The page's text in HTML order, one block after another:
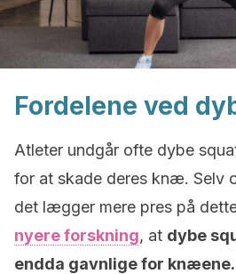
Fordelene ved
Atleter undgår ofte dybe
for at skade deres knæ. Selv
det lægger mere pres på
nyere forskning, at dybe
endda gavnlige for knæene.